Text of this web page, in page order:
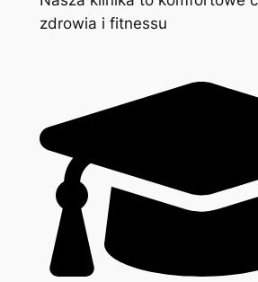
zdrowia i fitnessu